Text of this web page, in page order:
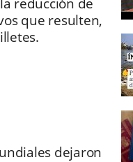
reducción de
que resulten,
dejaron